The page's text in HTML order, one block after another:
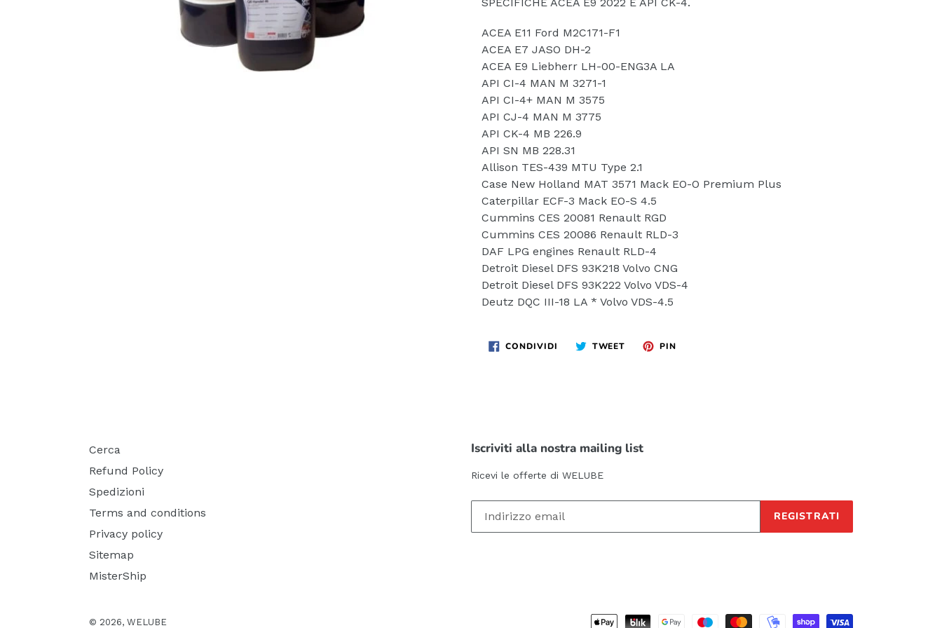
ACEA E11 Ford M2C171-F1
ACEA E7 JASO DH-2
ACEA E9 Liebherr LH-00-ENG3A LA
API CI-4 MAN M 3271-1
API CI-4+ MAN M 3575
API CJ-4 MAN M 3775
API CK-4 MB 226.9
API SN MB 228.31
Allison TES-439 MTU Type 2.1
Case New Holland MAT 3571 Mack EO-O Premium Plus
Caterpillar ECF-3 Mack EO-S 4.5
Cummins CES 20081 Renault RGD
Cummins CES 20086 Renault RLD-3
DAF LPG engines Renault RLD-4
Detroit Diesel DFS 93K218 Volvo CNG
Detroit Diesel DFS 93K222 Volvo VDS-4
Deutz DQC III-18 LA * Volvo VDS-4.5
CONDIVIDI CONDIVIDITWEET TWITTAPIN
Cerca
Refund Policy
Spedizioni
Terms and conditions
Privacy policy
Sitemap
MisterShip
Iscriviti alla nostra mailing list
Ricevi le offerte di WELUBE
REGISTRATI
di
© 2026, WELUBE